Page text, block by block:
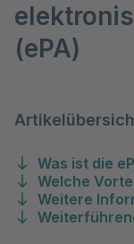
(ePA)
Was ist die
Welche
Weitere